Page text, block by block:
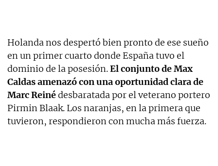
Holanda nos despertó bien pronto de ese sueño
en un primer cuarto donde España tuvo el
dominio de la posesión.El conjunto de Max
Caldas amenazó con una oportunidad clara de
Marc Reinédesbaratada por el veterano portero
Pirmin Blaak. Los naranjas, en la primera que
tuvieron, respondieron con mucha más fuerza.